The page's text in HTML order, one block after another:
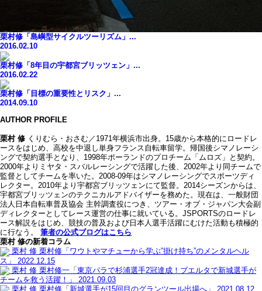
栗村修「島嶼型サイクルツーリズム」...
2016.02.10
栗村修「8年目の宇都宮ブリッツェン」...
2016.02.22
栗村修「目標の重要性とリスク」...
2014.09.10
AUTHOR PROFILE
栗村 修 くりむら・おさむ／1971年横浜市出身。15歳から本格的にロードレ
ースをはじめ、高校を中退し単身フランス自転車留学。帰国後シマノレーシ
ングで契約選手となり、1998年ポーランドのプロチーム「ムロズ」と契約。
2000年よりミヤタ・スバルレーシングで活躍した後、2002年より同チームで
監督としてチームを率いた。2008-09年はシマノレーシングでスポーツディ
レクター。2010年より宇都宮ブリッツェンにて監督。2014シーズンからは、
宇都宮ブリッツェンのテクニカルアドバイザーを務めた。現在は、一般財団
法人日本自転車普及協会 主幹調査役につき、ツアー・オブ・ジャパン大会副
ディレクターとしてレース運営の仕事に就いている。JSPORTSのロードレ
ース解説をはじめ、競技の普及および日本人選手活躍にむけた活動も積極的
に行なう。 筆者の公式ブログはこちら
栗村 修の新着コラム
栗村 修 栗村修「ワウトやマチューから学ぶ”掛け持ち”のメンタルヘル
ス」
2022.12.15
栗村 修 栗村修一「東京パラで杉浦選手2冠達成！ブエルタで新城選手が
チームを救う活躍！」
2021.09.03
栗村 修 栗村修「新城選手が15回目のグランツール出場へ」
2021.08.12